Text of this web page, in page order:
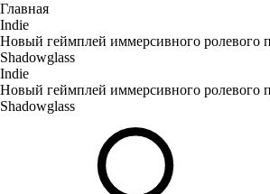
Главная
Indie
Новый геймплей иммерсивного ролевого
Shadowglass
Indie
Новый геймплей иммерсивного ролевого
Shadowglass